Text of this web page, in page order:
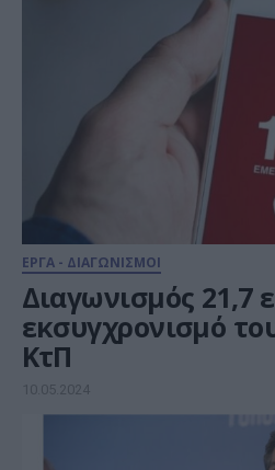
ΕΡΓΑ - ΔΙΑΓΩΝΙΣΜΟΙ
Διαγωνισμός 21,7
εκσυγχρονισμό
ΚτΠ
10.05.2024